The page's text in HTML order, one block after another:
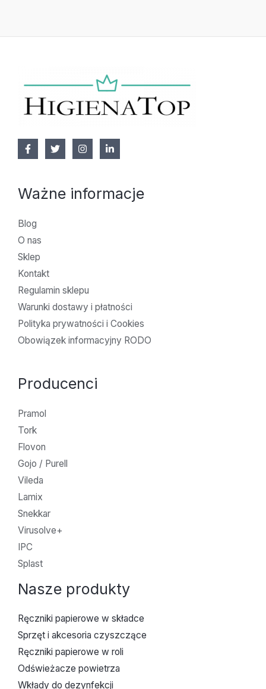
Ważne informacje
Blog
O nas
Sklep
Kontakt
Regulamin sklepu
Warunki dostawy i płatności
Polityka prywatności i Cookies
Obowiązek informacyjny RODO
Producenci
Pramol
Tork
Flovon
Gojo / Purell
Vileda
Lamix
Snekkar
Virusolve+
IPC
Splast
Nasze produkty
Ręczniki papierowe w składce
Sprzęt i akcesoria czyszczące
Ręczniki papierowe w roli
Odświeżacze powietrza
Wkłady do dezynfekcji